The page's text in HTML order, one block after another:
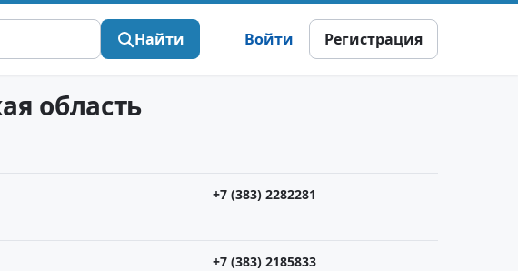
Найти Войти Регистрация
область
+7 (383) 2282281
+7 (383) 2185833